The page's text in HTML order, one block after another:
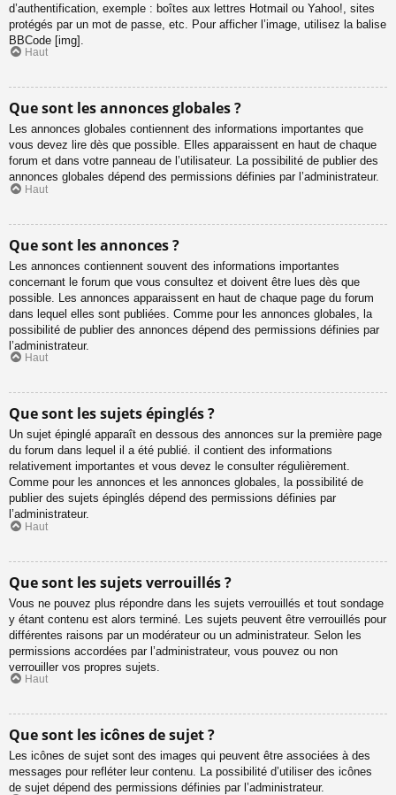
d’authentification, exemple : boîtes aux lettres Hotmail ou Yahoo!, sites
protégés par un mot de passe, etc. Pour afficher l’image, utilisez la balise
BBCode [img].
Haut
Que sont les annonces globales ?
Les annonces globales contiennent des informations importantes que
vous devez lire dès que possible. Elles apparaissent en haut de chaque
forum et dans votre panneau de l’utilisateur. La possibilité de publier des
annonces globales dépend des permissions définies par l’administrateur.
Haut
Que sont les annonces ?
Les annonces contiennent souvent des informations importantes
concernant le forum que vous consultez et doivent être lues dès que
possible. Les annonces apparaissent en haut de chaque page du forum
dans lequel elles sont publiées. Comme pour les annonces globales, la
possibilité de publier des annonces dépend des permissions définies par
l’administrateur.
Haut
Que sont les sujets épinglés ?
Un sujet épinglé apparaît en dessous des annonces sur la première page
du forum dans lequel il a été publié. il contient des informations
relativement importantes et vous devez le consulter régulièrement.
Comme pour les annonces et les annonces globales, la possibilité de
publier des sujets épinglés dépend des permissions définies par
l’administrateur.
Haut
Que sont les sujets verrouillés ?
Vous ne pouvez plus répondre dans les sujets verrouillés et tout sondage
y étant contenu est alors terminé. Les sujets peuvent être verrouillés pour
différentes raisons par un modérateur ou un administrateur. Selon les
permissions accordées par l’administrateur, vous pouvez ou non
verrouiller vos propres sujets.
Haut
Que sont les icônes de sujet ?
Les icônes de sujet sont des images qui peuvent être associées à des
messages pour refléter leur contenu. La possibilité d’utiliser des icônes
de sujet dépend des permissions définies par l’administrateur.